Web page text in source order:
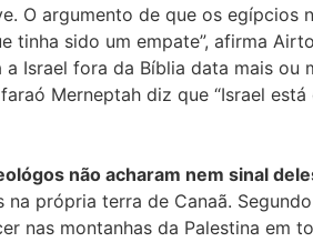
O argumento de que os
tinha sido um empate”, afirma
Israel fora da Bíblia data mais ou
Merneptah diz que “Israel
não acharam nem sinal
própria terra de Canaã.
nas montanhas da Palestina em